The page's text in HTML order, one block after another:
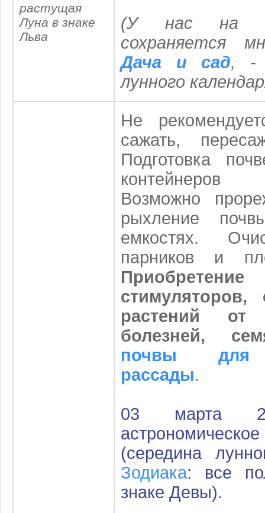
растущая
Луна в знаке
Льва
(У нас на
сохраняется
Дача и сад, -
лунного
Не
сажать,
Подготовка
Возможно
рыхление
емкостях.
парников и
растений от
болезней,
почвы для
рассады.
03 марта
(середина
Зодиака: все
знаке Девы).